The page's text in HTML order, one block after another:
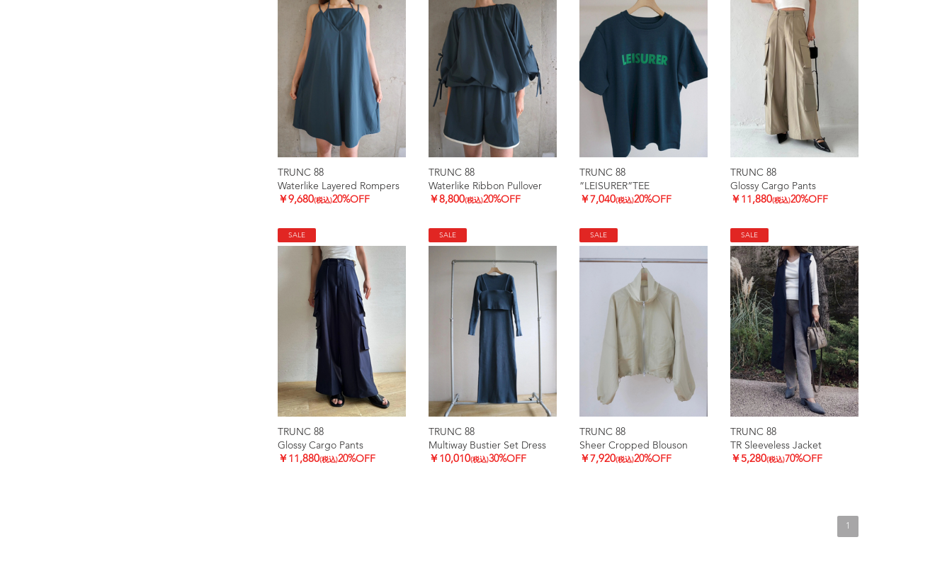
TRUNC 88
Waterlike Layered Rompers
￥9,680(税込)20%OFF
TRUNC 88
Waterlike Ribbon Pullover
￥8,800(税込)20%OFF
TRUNC 88
”LEISURER”TEE
￥7,040(税込)20%OFF
TRUNC 88
Glossy Cargo Pants
￥11,880(税込)20%OFF
SALE
TRUNC 88
Glossy Cargo Pants
￥11,880(税込)20%OFF
SALE
TRUNC 88
Multiway Bustier Set Dress
￥10,010(税込)30%OFF
SALE
TRUNC 88
Sheer Cropped Blouson
￥7,920(税込)20%OFF
SALE
TRUNC 88
TR Sleeveless Jacket
￥5,280(税込)70%OFF
1